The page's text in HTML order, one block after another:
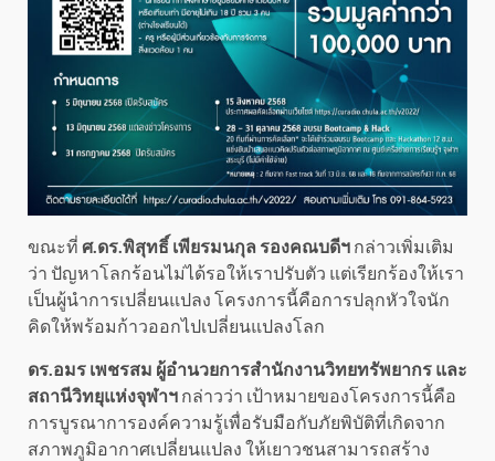
ขณะที่ ศ.ดร.พิสุทธิ์ เพียรมนกุล รองคณบดีฯ กล่าวเพิ่มเติม
ว่า ปัญหาโลกร้อนไม่ได้รอให้เราปรับตัว แต่เรียกร้องให้เรา
เป็นผู้นำการเปลี่ยนแปลง โครงการนี้คือการปลุกหัวใจนัก
คิดให้พร้อมก้าวออกไปเปลี่ยนแปลงโลก
ดร.อมร เพชรสม ผู้อำนวยการสำนักงานวิทยทรัพยากร และ
สถานีวิทยุแห่งจุฬาฯ กล่าวว่า เป้าหมายของโครงการนี้คือ
การบูรณาการองค์ความรู้เพื่อรับมือกับภัยพิบัติที่เกิดจาก
สภาพภูมิอากาศเปลี่ยนแปลง ให้เยาวชนสามารถสร้าง